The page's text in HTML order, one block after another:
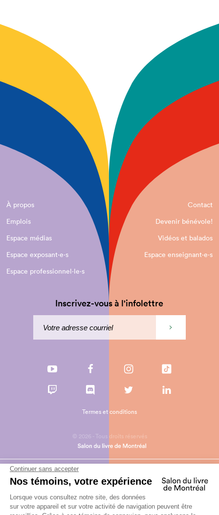
À propos
Contact
Emplois
Devenir bénévole!
Espace médias
Vidéos et balados
Espace exposant·e⋅s
Espace enseignant·e⋅s
Espace professionnel·le⋅s
Inscrivez-vous à l'infolettre
© 2026 - Tous droits réservés
Termes et conditions